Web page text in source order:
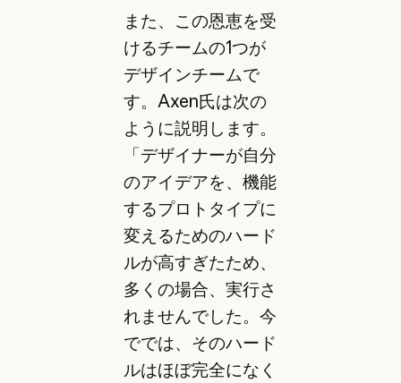
また、この恩恵を受
けるチームの1つが
デザインチームで
す。Axen氏は次の
ように説明します。
「デザイナーが自分
のアイデアを、機能
するプロトタイプに
変えるためのハード
ルが高すぎたため、
多くの場合、実行さ
れませんでした。今
ででは、そのハード
ルはほぼ完全になく